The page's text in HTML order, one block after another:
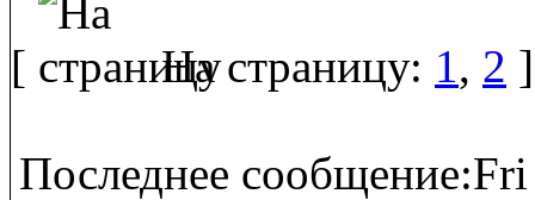
[ На страницу: 1, 2 ]
Последнее